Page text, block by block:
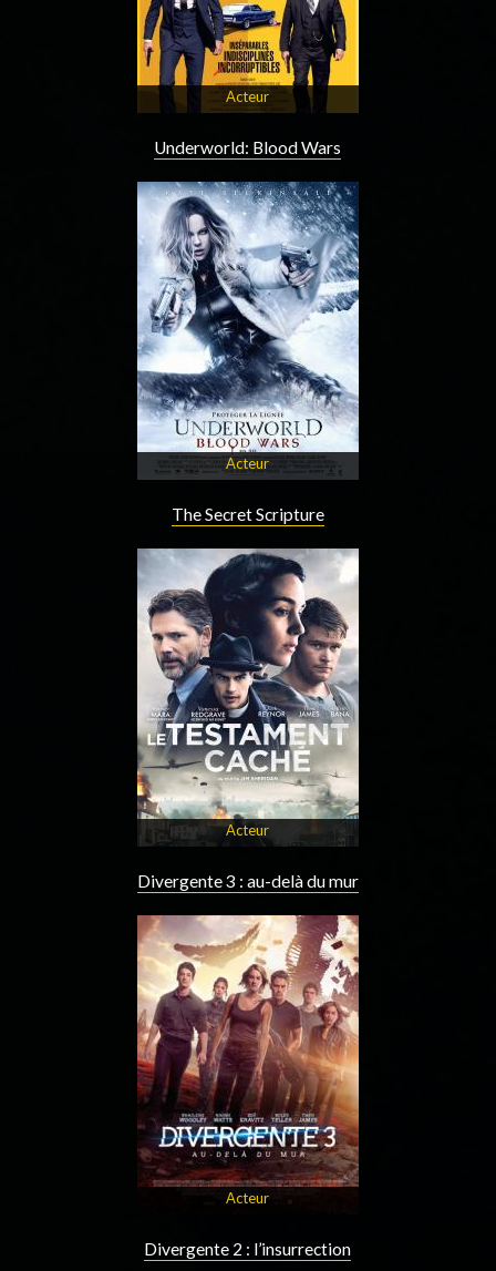
Acteur
Underworld: Blood Wars
Acteur
The Secret Scripture
Acteur
Divergente 3 : au-delà du mur
Acteur
Divergente 2 : l’insurrection